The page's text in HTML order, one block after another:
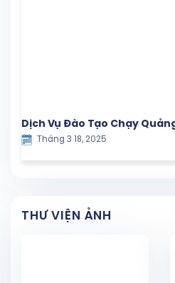
Dịch Vụ Đào Tạo Chạy
Facebook và TikTok – Giải
Quả
Tháng 3 18, 2025
THƯ VIỆN ẢNH